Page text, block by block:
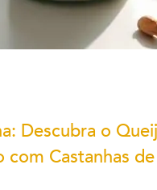
Descubra o
com Castanhas